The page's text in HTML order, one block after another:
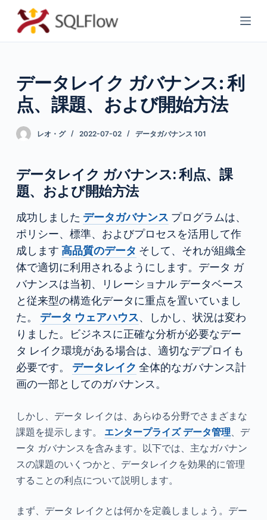
コ
ン
ツ
へ
ス
キ
ッ
データレイク ガバナンス: 利
点、課題、および開始方法
レオ・グ 2022-07-02 データガバナンス 101
データレイク ガバナンス: 利点、課
題、および開始方法
成功しました データガバナンス プログラムは、
ポリシー、標準、およびプロセスを活用して作
成します 高品質のデータ そして、それが組織全
体で適切に利用されるようにします。データ ガ
バナンスは当初、リレーショナル データベース
と従来型の構造化データに重点を置いていまし
た。 データ ウェアハウス、しかし、状況は変わ
りました。ビジネスに正確な分析が必要なデー
タ レイク環境がある場合は、適切なデプロイも
必要です。 データレイク 全体的なガバナンス計
画の一部としてのガバナンス。
しかし、データ レイクは、あらゆる分野でさまざまな
課題を提示します。 エンタープライズ データ管理、デ
ータ ガバナンスを含みます。以下では、主なガバナン
スの課題のいくつかと、データレイクを効果的に管理
することの利点について説明します。
まず、データ レイクとは何かを定義しましょう。デー